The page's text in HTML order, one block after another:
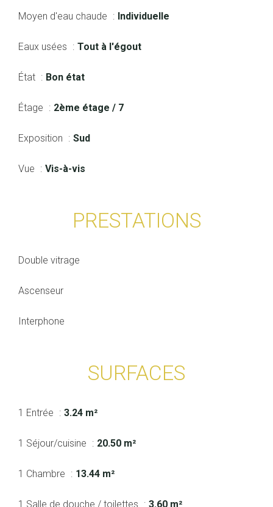
Moyen d'eau chaude Individuelle
Eaux usées Tout à l'égout
État Bon état
Étage 2ème étage / 7
Exposition Sud
Vue Vis-à-vis
PRESTATIONS
Double vitrage
Ascenseur
Interphone
SURFACES
1 Entrée 3.24 m²
1 Séjour/cuisine 20.50 m²
1 Chambre 13.44 m²
1 Salle de douche / toilettes 3.60 m²